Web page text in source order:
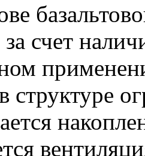
за счет
структуре